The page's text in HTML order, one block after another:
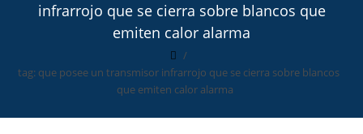
infrarrojo que se cierra sobre blancos que
emiten calor alarma
tag: que posee un transmisor infrarrojo que se cierra sobre blancos
que emiten calor alarma